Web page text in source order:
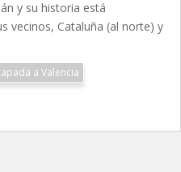
y su historia está
vecinos, Cataluña (al norte) y
a Valencia